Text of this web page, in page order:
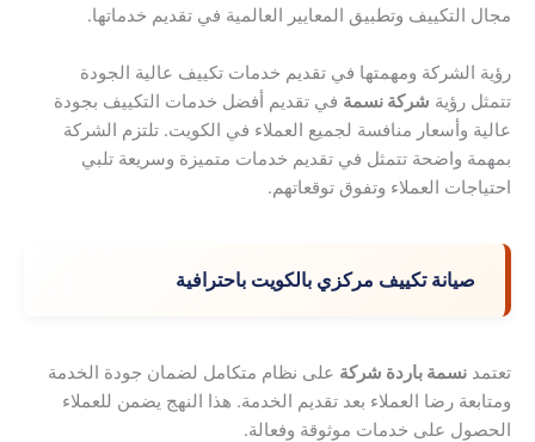
مجال التكييف وتطبيق المعايير العالمية في تقديم خدماتها.
رؤية الشركة ومهمتها في تقديم خدمات تكييف عالية الجودة
تتمثل رؤية شركة نسمة في تقديم أفضل خدمات التكييف بجودة
عالية وأسعار منافسة لجميع العملاء في الكويت. تلتزم الشركة
بمهمة واضحة تتمثل في تقديم خدمات متميزة وسريعة تلبي
احتياجات العملاء وتفوق توقعاتهم.
صيانة تكييف مركزي بالكويت باحترافية
تعتمد نسمة باردة شركة على نظام متكامل لضمان جودة الخدمة
ومتابعة رضا العملاء بعد تقديم الخدمة. هذا النهج يضمن للعملاء
الحصول على خدمات موثوقة وفعالة.